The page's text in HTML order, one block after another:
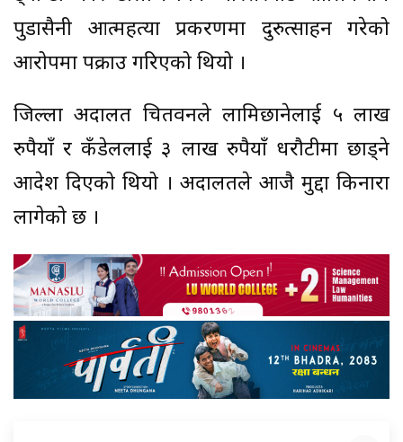
पुडासैनी आत्महत्या प्रकरणमा दुरुत्साहन गरेको
आरोपमा पक्राउ गरिएको थियो ।
जिल्ला अदालत चितवनले लामिछानेलाई ५ लाख
रुपैयाँ र कँडेललाई ३ लाख रुपैयाँ धरौटीमा छाड्ने
आदेश दिएको थियो । अदालतले आजै मुद्दा किनारा
लागेको छ ।